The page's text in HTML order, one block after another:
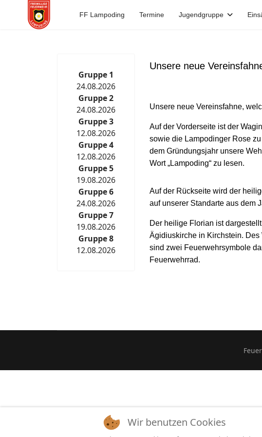
FF Lampoding Termine Jugendgruppe
Gruppe 1
24.08.2026
Gruppe 2
24.08.2026
Gruppe 3
12.08.2026
Gruppe 4
12.08.2026
Gruppe 5
19.08.2026
Gruppe 6
24.08.2026
Gruppe 7
19.08.2026
Gruppe 8
12.08.2026
Unsere neue
Unsere neue Vereinsfahne,
Auf der Vorderseite ist der
sowie die Lampodinger Rose
dem Gründungsjahr unsere
Wort „Lampoding“ zu lesen.
Auf der Rückseite wird der
auf unserer Standarte aus dem
Der heilige Florian ist
Ägidiuskirche in Kirchstein. Des
sind zwei Feuerwehrsymbole
Feuerwehrrad.
Wir benutzen Cookies